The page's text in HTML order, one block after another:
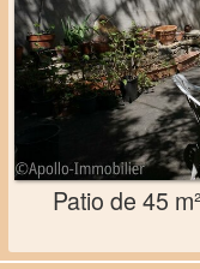
Patio de 45